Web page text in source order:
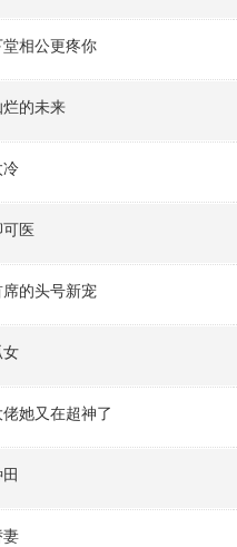
相公更疼你
的未来
医
的头号新宠
她又在超神了